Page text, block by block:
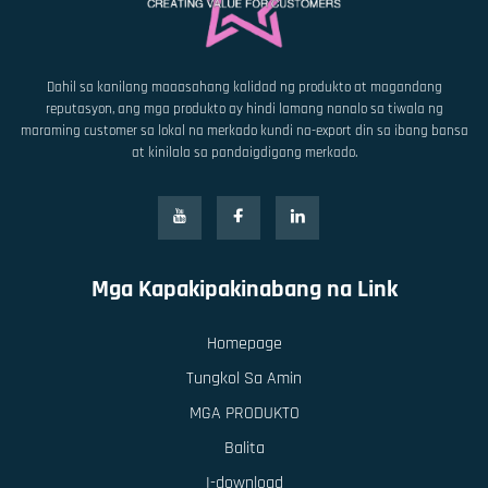
Dahil sa kanilang maaasahang kalidad ng produkto at magandang
reputasyon, ang mga produkto ay hindi lamang nanalo sa tiwala ng
maraming customer sa lokal na merkado kundi na-export din sa ibang bansa
at kinilala sa pandaigdigang merkado.
Mga Kapakipakinabang na Link
Homepage
Tungkol Sa Amin
MGA PRODUKTO
Balita